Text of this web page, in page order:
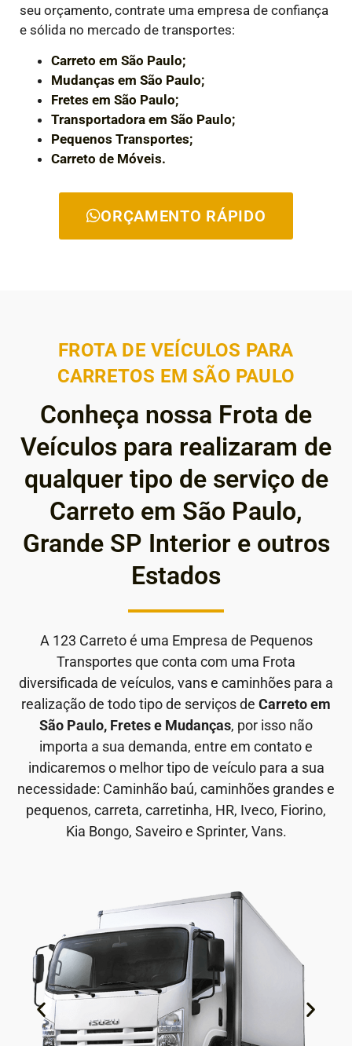
seu orçamento, contrate uma empresa de confiança
e sólida no mercado de transportes:
Carreto em São Paulo;
Mudanças em São Paulo;
Fretes em São Paulo;
Transportadora em São Paulo;
Pequenos Transportes;
Carreto de Móveis.
ORÇAMENTO RÁPIDO
FROTA DE VEÍCULOS PARA
CARRETOS EM SÃO PAULO
Conheça nossa Frota de
Veículos para realizaram de
qualquer tipo de serviço de
Carreto em São Paulo,
Grande SP Interior e outros
Estados
A 123 Carreto é uma Empresa de Pequenos
Transportes que conta com uma Frota
diversificada de veículos, vans e caminhões para a
realização de todo tipo de serviços de Carreto em
São Paulo, Fretes e Mudanças, por isso não
importa a sua demanda, entre em contato e
indicaremos o melhor tipo de veículo para a sua
necessidade: Caminhão baú, caminhões grandes e
pequenos, carreta, carretinha, HR, Iveco, Fiorino,
Kia Bongo, Saveiro e Sprinter, Vans.